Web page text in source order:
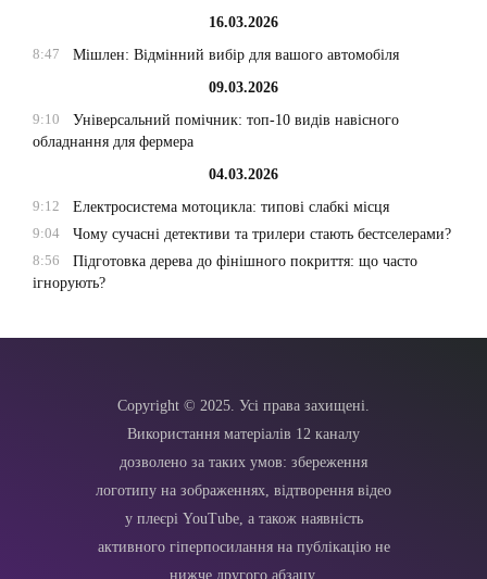
16.03.2026
8:47
Мішлен: Відмінний вибір для вашого автомобіля
09.03.2026
9:10
Універсальний помічник: топ-10 видів навісного
обладнання для фермера
04.03.2026
9:12
Електросистема мотоцикла: типові слабкі місця
9:04
Чому сучасні детективи та трилери стають бестселерами?
8:56
Підготовка дерева до фінішного покриття: що часто
ігнорують?
Copyright © 2025. Усі права захищені.
Використання матеріалів 12 каналу
дозволено за таких умов: збереження
логотипу на зображеннях, відтворення відео
у плеєрі YouTube, а також наявність
активного гіперпосилання на публікацію не
нижче другого абзацу.